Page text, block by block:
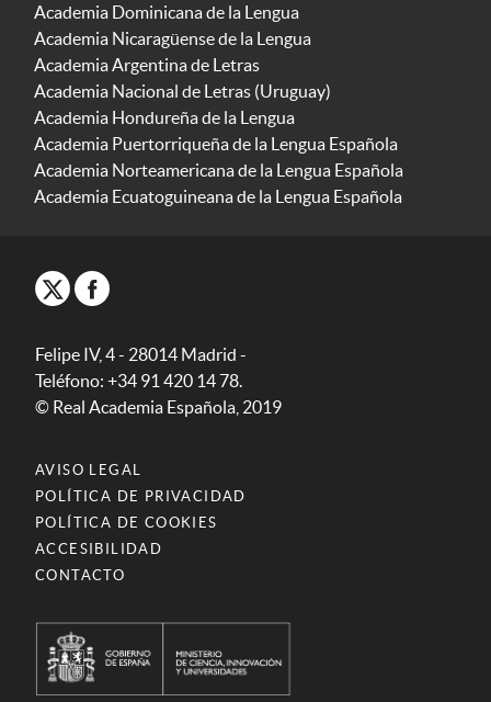
Academia Dominicana de la Lengua
Academia Nicaragüense de la Lengua
Academia Argentina de Letras
Academia Nacional de Letras (Uruguay)
Academia Hondureña de la Lengua
Academia Puertorriqueña de la Lengua Española
Academia Norteamericana de la Lengua Española
Academia Ecuatoguineana de la Lengua Española
Felipe IV, 4 - 28014 Madrid -
Teléfono: +34 91 420 14 78.
© Real Academia Española, 2019
AVISO LEGAL
POLÍTICA DE PRIVACIDAD
POLÍTICA DE COOKIES
ACCESIBILIDAD
CONTACTO